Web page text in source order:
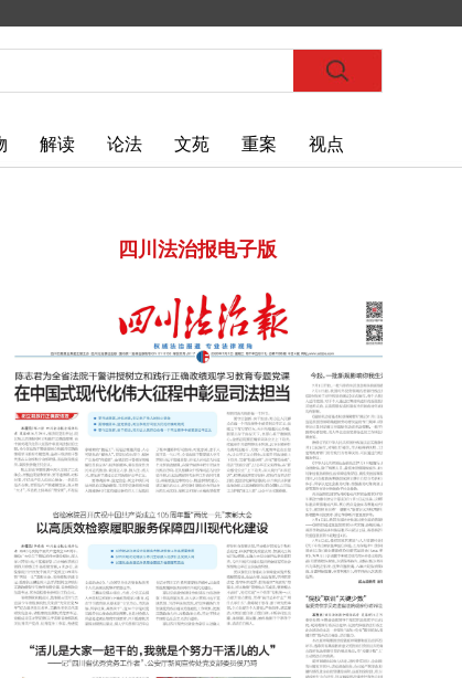
解读 论法 文苑 重案 视点
四川法治报电子版